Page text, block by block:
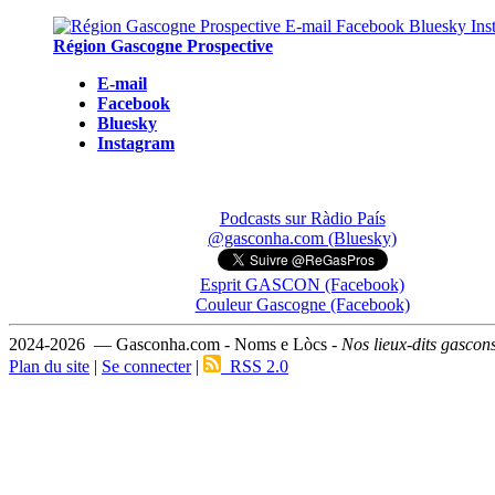
Région Gascogne Prospective
E-mail
Facebook
Bluesky
Instagram
Podcasts sur Ràdio País
@gasconha.com (Bluesky)
Esprit GASCON (Facebook)
Couleur Gascogne (Facebook)
2024-2026 — Gasconha.com - Noms e Lòcs - Nos lieux-dits
Plan du site | Se connecter| RSS 2.0